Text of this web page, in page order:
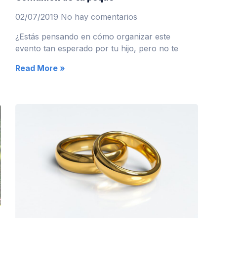
02/07/2019 No hay comentarios
¿Estás pensando en cómo organizar este
evento tan esperado por tu hijo, pero no te
Read More »